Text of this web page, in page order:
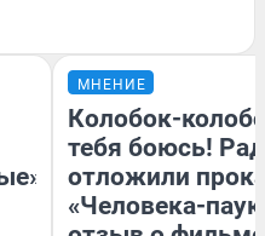
МНЕНИЕ
Колобок-
тебя боюсь!
отложили
«Человека-